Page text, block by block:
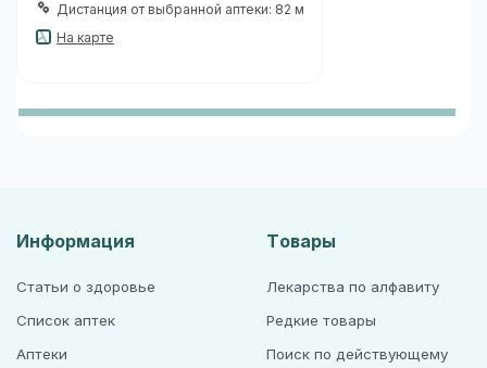
Дистанция от выбранной аптеки: 82 м
На карте
Информация
Статьи о здоровье
Список аптек
Аптеки
Товары
Лекарства по алфавиту
Редкие товары
Поиск по действующему